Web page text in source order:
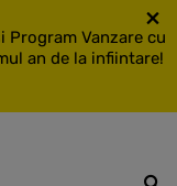
Program Vanzare cu
an de la infiintare!
×